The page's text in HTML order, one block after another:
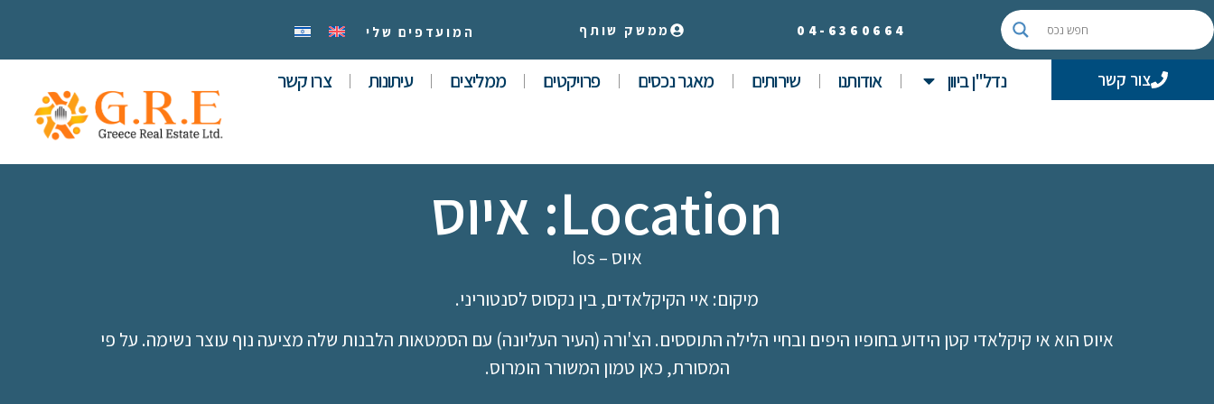
04- 6360664 ממשק שותף המועדפים שלי
צור קשר נדל"ן ביוון אודותנו שירותים מאגר נכסים פרויקטים ממליצים עיתונות צרו קשר
Location: איוס
איוס – Ios
מיקום: איי הקיקלאדים, בין נקסוס לסנטוריני.
איוס הוא אי קיקלאדי קטן הידוע בחופיו היפים ובחיי הלילה התוססים. הצ'ורה (העיר העליונה) עם הסמטאות הלבנות שלה מציעה נוף עוצר נשימה. על פי
המסורת, כאן טמון המשורר הומרוס.